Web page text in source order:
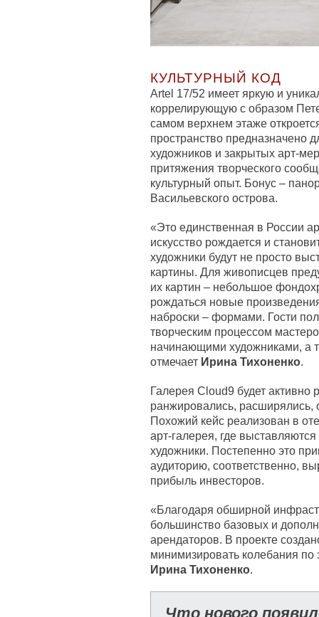
КУЛЬТУРНЫЙ КОД
Artel 17/52 имеет яркую и
коррелирующую с образом
самом верхнем этаже
пространство предназначено
художников и закрытых арт-
притяжения творческого
культурный опыт. Бонус –
Васильевского острова.
«Это единственная в России
искусство рождается и
художники будут не просто
картины. Для живописцев
их картин – небольшое
рождаться новые
наброски – формами. Гости
творческим процессом
начинающими художниками, а
отмечает Ирина Тихоненко.
Галерея Cloud9 будет активно
ранжировались, расширялись,
Похожий кейс реализован в
арт-галерея, где
художники. Постепенно это
аудиторию, соответственно,
прибыль инвесторов.
«Благодаря обширной
большинство базовых и
арендаторов. В проекте
минимизировать колебания по
Ирина Тихоненко.
Что нового